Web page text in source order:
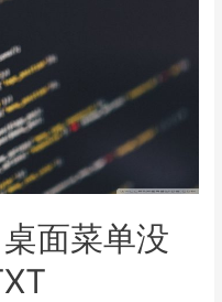
面菜单没